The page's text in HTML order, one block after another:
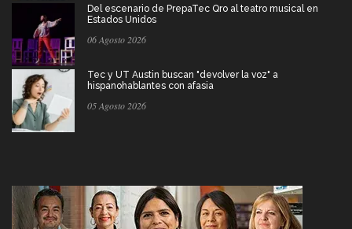
Del escenario de PrepaTec Qro al teatro musical en
Estados Unidos
06 Agosto 2026
Tec y UT Austin buscan "devolver la voz" a
hispanohablantes con afasia
05 Agosto 2026